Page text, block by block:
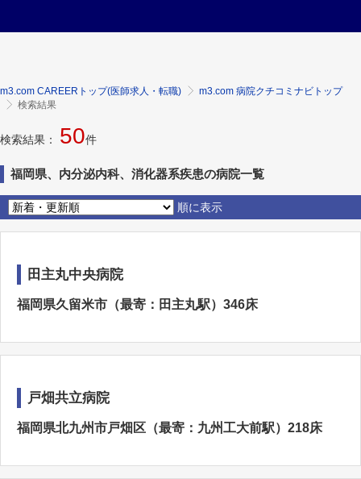
m3.com CAREERトップ(医師求人・転職)
m3.com 病院クチコミナビトップ
検索結果
検索結果： 50件
福岡県、内分泌内科、消化器系疾患の病院一覧
順に表示
田主丸中央病院
福岡県久留米市（最寄：田主丸駅）346床
戸畑共立病院
福岡県北九州市戸畑区（最寄：九州工大前駅）218床